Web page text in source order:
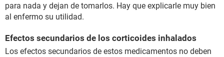
para nada y dejan de tomarlos. Hay que explicarle muy bien
al enfermo su utilidad.
Efectos secundarios de los corticoides inhalados
Los efectos secundarios de estos medicamentos no deben